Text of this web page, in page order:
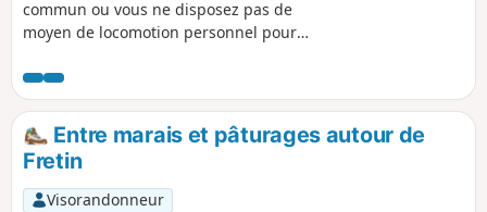
commun ou vous ne disposez pas de
moyen de locomotion personnel pour
gare de Fretin à la gare de Baisieux par
le Val de Marque vous fera découvrir les
Marais de Fretin avant de vous
emmener par un parcours bucolique le
long de la Marque.
Entre marais et pâturages autour de
Fretin
Visorandonneur